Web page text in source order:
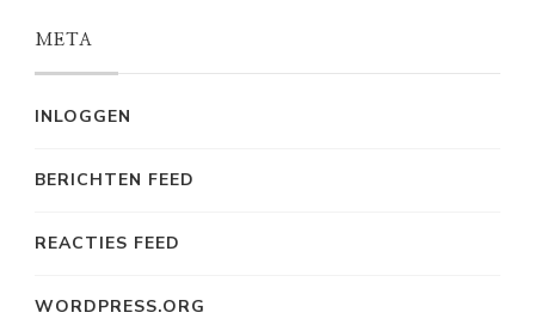
META
INLOGGEN
BERICHTEN FEED
REACTIES FEED
WORDPRESS.ORG